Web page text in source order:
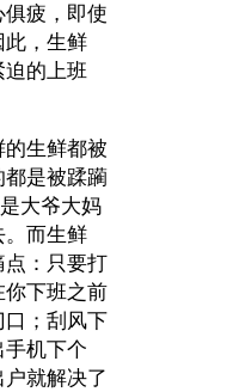
疲，即使
此，生鲜
迫的上班
生鲜都被
都是被蹂躏
大爷大妈
。而生鲜
点：只要打
下班之前
；刮风下
机下个
就解决了